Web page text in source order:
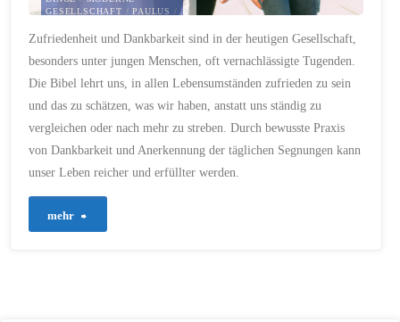
GESELLSCHAFT /PAULUS /
/SEGNUNGEN/ SITUATION
MEDIEN/VERGLEICH/
9. OKTOBER 2023
Zufriedenheit und Dankbarkeit sind in der heutigen Gesellschaft,
besonders unter jungen Menschen, oft vernachlässigte Tugenden.
Die Bibel lehrt uns, in allen Lebensumständen zufrieden zu sein
und das zu schätzen, was wir haben, anstatt uns ständig zu
vergleichen oder nach mehr zu streben. Durch bewusste Praxis
von Dankbarkeit und Anerkennung der täglichen Segnungen kann
unser Leben reicher und erfüllter werden.
mehr